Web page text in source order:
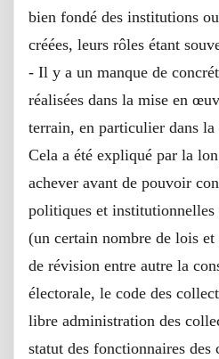
bien fondé des institutions
créées, leurs rôles étant
- Il y a un manque de
réalisées dans la mise en
terrain, en particulier dans
Cela a été expliqué par la
achever avant de pouvoir
politiques et institutionnelles
(un certain nombre de lois et
de révision entre autre la
électorale, le code des
libre administration des
statut des fonctionnaires